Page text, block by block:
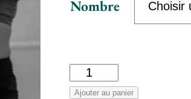
Nombre
quantité
deAjouter au panier